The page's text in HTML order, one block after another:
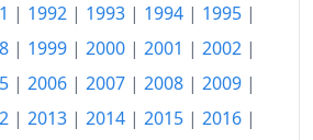
695.67
737.85
814.98
| 1992 | 1993 | 1994 | 1995 |
| 1999 | 2000 | 2001 | 2002 |
| 2006 | 2007 | 2008 | 2009 |
| 2013 | 2014 | 2015 | 2016 |